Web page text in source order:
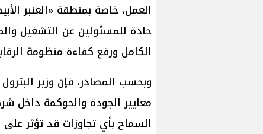
العمل، خاصة بمنطقة «العنبر
حادة للمسئولين عن التشغيل
الكامل ورفع كفاءة منظومة
وبحسب المصادر، فإن وزير
معايير الجودة والحوكمة داخل
السماح بأي تجاوزات قد تؤثر